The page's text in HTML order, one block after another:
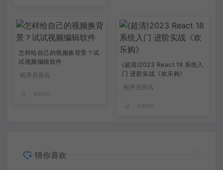
怎样给自己的视频换背景？试
试视频编辑软件
程序员资讯
admin
(超清)2023 React 18 系统入
门 进阶实战《欢乐购》
程序员资讯
admin
猜你喜欢